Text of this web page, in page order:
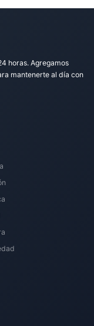
horas. Agregamos
mantenerte al día con